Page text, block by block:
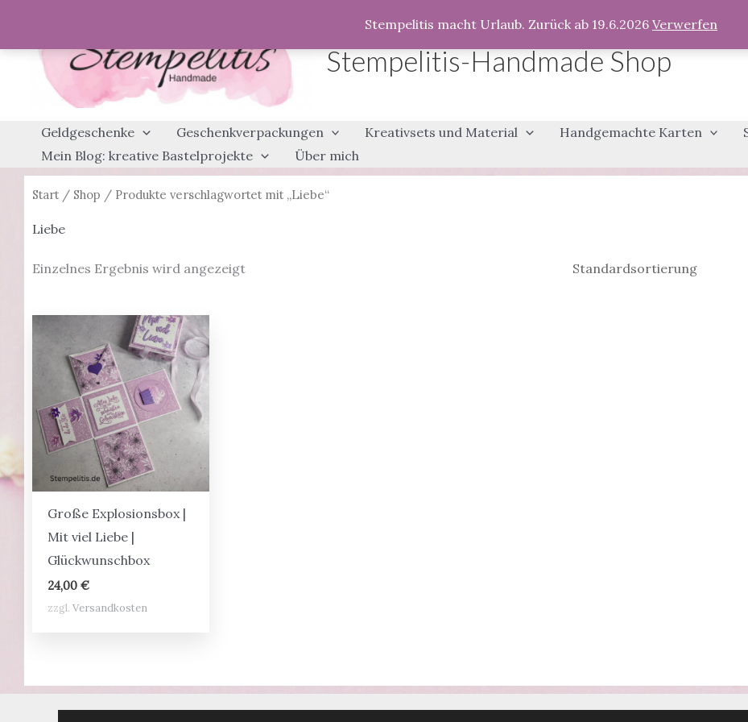
Stempelitis macht Urlaub. Zurück ab 19.6.2026 Verwerfen
springen
Stempelitis-Handmade Shop
Geldgeschenke Geschenkverpackungen Kreativsets und Material Handgemachte Karten
Mein Blog: kreative Bastelprojekte
Über mich
Start / Shop / Produkte verschlagwortet mit „Liebe“
Liebe
Einzelnes Ergebnis wird angezeigt
Große Explosionsbox |
Mit viel Liebe |
Glückwunschbox
24,00€
zzgl.Versandkosten